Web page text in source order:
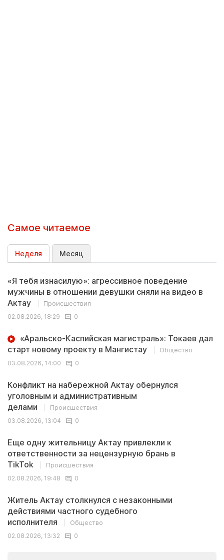
Самое читаемое
Неделя Месяц
«Я тебя изнасилую»: агрессивное поведение
мужчины в отношении девушки сняли на видео в
Актау
Происшествия
02.08.2026, 18:29
0
«Аральско-Каспийская магистраль»: Токаев дал
старт новому проекту в Мангистау
Общество
03.08.2026, 14:00
0
Конфликт на набережной Актау обернулся
уголовным и административным
делами
Происшествия
03.08.2026, 13:04
0
Еще одну жительницу Актау привлекли к
ответственности за нецензурную брань в
TikTok
Происшествия
02.08.2026, 19:48
0
Житель Актау столкнулся с незаконными
действиями частного судебного
исполнителя
Общество
02.08.2026, 13:32
0